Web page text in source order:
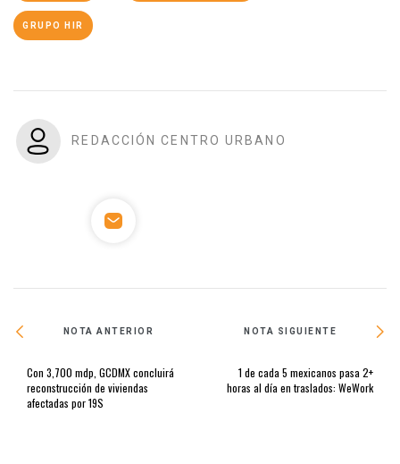
GRUPO HIR
REDACCIÓN CENTRO URBANO
NOTA ANTERIOR
Con 3,700 mdp, GCDMX concluirá
reconstrucción de viviendas
afectadas por 19S
NOTA SIGUIENTE
1 de cada 5 mexicanos pasa 2+
horas al día en traslados: WeWork